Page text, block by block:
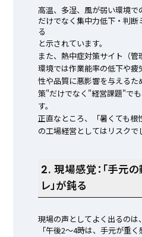
高温、多湿、風が弱い環境で
だけでなく集中力低下・判
る
と示されています。
また、熱中症対策サイト（
環境では作業能率の低下や疲
性や品質に悪影響を与える
策"だけでなく"経営課題"で
す。
正直なところ、「暑くても根
の工場経営としてはリスクで
2. 現場感覚：「手元の
レ」が鈍る
現場の声としてよく出るのは、
「午後2〜4時は、手元が重